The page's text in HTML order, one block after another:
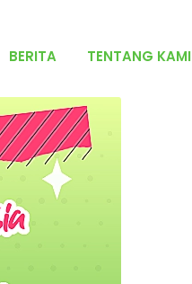
BERITA TENTANG KAMI